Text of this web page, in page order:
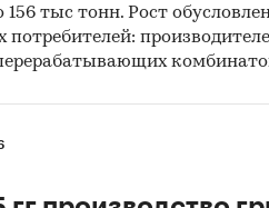
тыс тонн. Рост